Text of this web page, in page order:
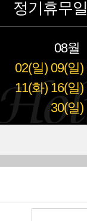
정기휴무
08월
02(일) 09(일)
11(화) 16(일)
30(일)